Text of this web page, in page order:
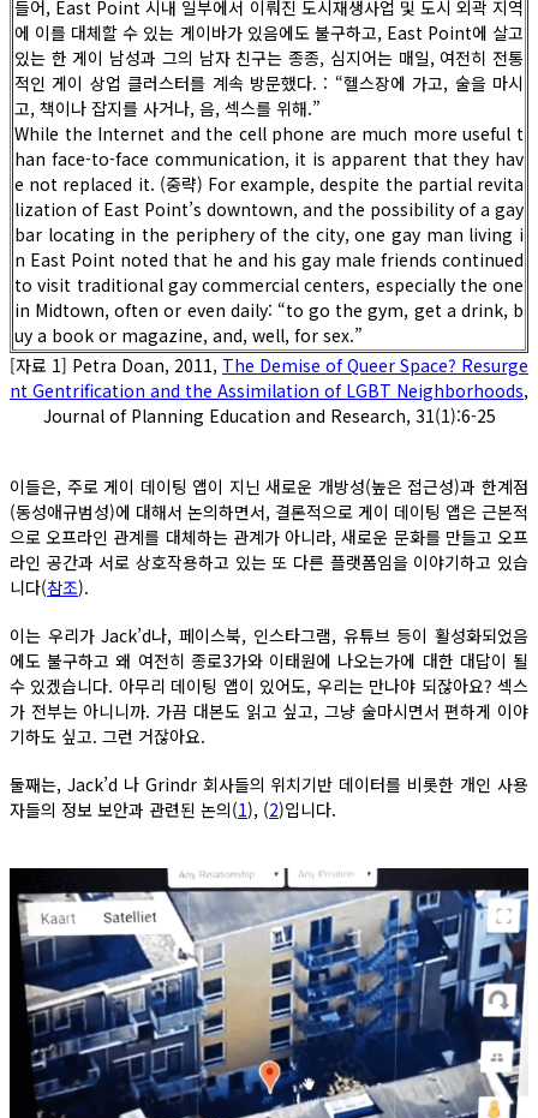
들어, East Point 시내 일부에서 이뤄진 도시재생사업 및 도시 외곽 지역
에 이를 대체할 수 있는 게이바가 있음에도 불구하고, East Point에 살고
있는 한 게이 남성과 그의 남자 친구는 종종, 심지어는 매일, 여전히 전통
적인 게이 상업 클러스터를 계속 방문했다. : “헬스장에 가고, 술을 마시
고, 책이나 잡지를 사거나, 음, 섹스를 위해.”
While the Internet and the cell phone are much more useful t
han face-to-face communication, it is apparent that they hav
e not replaced it. (중략) For example, despite the partial revita
lization of East Point’s downtown, and the possibility of a gay
bar locating in the periphery of the city, one gay man living i
n East Point noted that he and his gay male friends continued
to visit traditional gay commercial centers, especially the one
in Midtown, often or even daily: “to go the gym, get a drink, b
uy a book or magazine, and, well, for sex.”
[자료 1] Petra Doan, 2011, The Demise of Queer Space? Resurge
nt Gentrification and the Assimilation of LGBT Neighborhoods,
Journal of Planning Education and Research, 31(1):6-25
이들은, 주로 게이 데이팅 앱이 지닌 새로운 개방성(높은 접근성)과 한계점
(동성애규범성)에 대해서 논의하면서, 결론적으로 게이 데이팅 앱은 근본적
으로 오프라인 관계를 대체하는 관계가 아니라, 새로운 문화를 만들고 오프
라인 공간과 서로 상호작용하고 있는 또 다른 플랫폼임을 이야기하고 있습
니다(참조).
이는 우리가 Jack’d나, 페이스북, 인스타그램, 유튜브 등이 활성화되었음
에도 불구하고 왜 여전히 종로3가와 이태원에 나오는가에 대한 대답이 될
수 있겠습니다. 아무리 데이팅 앱이 있어도, 우리는 만나야 되잖아요? 섹스
가 전부는 아니니까. 가끔 대본도 읽고 싶고, 그냥 술마시면서 편하게 이야
기하도 싶고. 그런 거잖아요.
둘째는, Jack’d 나 Grindr 회사들의 위치기반 데이터를 비롯한 개인 사용
자들의 정보 보안과 관련된 논의(1), (2)입니다.